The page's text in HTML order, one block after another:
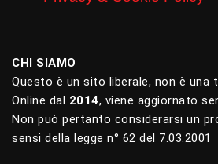
CHI SIAMO
Questo è un sito liberale, non è una
Online dal 2014, viene aggiornato
Non può pertanto considerarsi un
sensi della legge n° 62 del 7.03.2001